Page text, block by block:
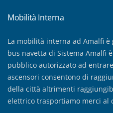
Mobilità Interna
La mobilità interna ad Amalfi
bus navetta di Sistema Amalfi
pubblico autorizzato ad
ascensori consentono di
della città altrimenti
elettrico trasportiamo merci al